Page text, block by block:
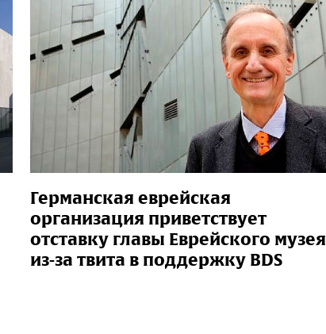
Германская еврейская
организация приветствует
отставку главы Еврейского музея
из-за твита в поддержку BDS